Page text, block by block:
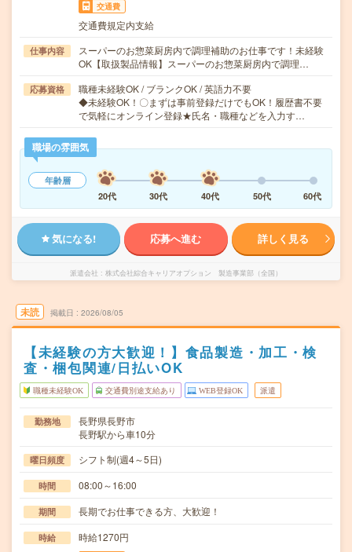
交通費
交通費規定内支給
仕事内容
スーパーのお惣菜厨房内で調理補助のお仕事です！未経験
OK【取扱製品情報】スーパーのお惣菜厨房内で調理…
応募資格
職種未経験OK / ブランクOK / 英語力不要
◆未経験OK！〇まずは事前登録だけでもOK！履歴書不要
で気軽にオンライン登録★氏名・職種などを入力す…
職場の雰囲気
年齢層
20代
30代 40代 50代 60代
気になる! 応募へ進む 詳しく見る
派遣会社 株式会社綜合キャリアオプション 製造事業部（全国）
未読 掲載日 2026/08/05
【未経験の方大歓迎！】食品製造・加工・検
査・梱包関連/日払いOK
職種未経験OK 交通費別途支給あり WEB登録OK 派遣
勤務地
長野県長野市
長野駅から車10分
曜日頻度 シフト制(週4～5日)
時間 08:00～16:00
期間 長期でお仕事できる方、大歓迎！
時給 時給1270円